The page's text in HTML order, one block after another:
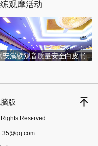
观摩活动
《安溪铁观音质量安全白皮书
版
Reserved
35@qq.com